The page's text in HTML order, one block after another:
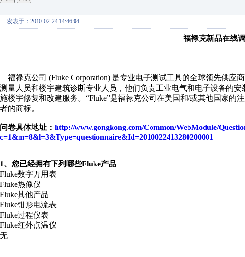
发表于：2010-02-24 14:46:04
福禄克新品在线
福禄克公司 (Fluke Corporation) 是专业电子测试工具的全球领先供应
测量人员和楼宇建筑诊断专业人员，他们负责工业电气和电子设备的
施楼宇修复和改建服务。“Fluke”是福禄克公司在美国和/或其他国家的
者的商标。
问卷具体地址： http://www.gongkong.com/Common/WebModule/
c=1&m=8&l=3&Type=questionnaire&Id=2010022413280200001
1、您已经拥有下列哪些Fluke产品
Fluke数字万用表
Fluke热像仪
Fluke其他产品
Fluke钳形电流表
Fluke过程仪表
Fluke红外点温仪
无